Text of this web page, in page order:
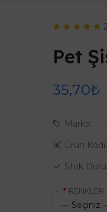
Pet
35,70₺
Marka:
Ürün
Stok
RENKLER